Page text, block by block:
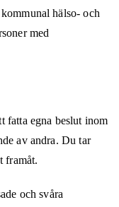
hälso- och
med
fatta egna beslut inom
av andra. Du tar
framåt.
och svåra